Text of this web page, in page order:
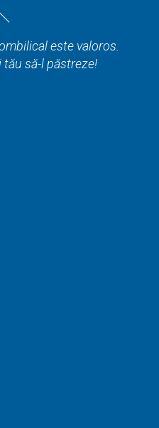
este valoros.
să-l păstreze!